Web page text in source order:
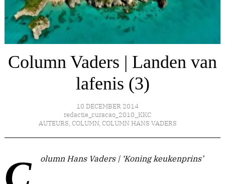
Column Vaders | Landen van
lafenis (3)
10 DECEMBER 2014
redactie_curacao_2010_KKC
AUTEURS, COLUMN, COLUMN HANS VADERS
Column Hans Vaders | ‘Koning keukenprins’